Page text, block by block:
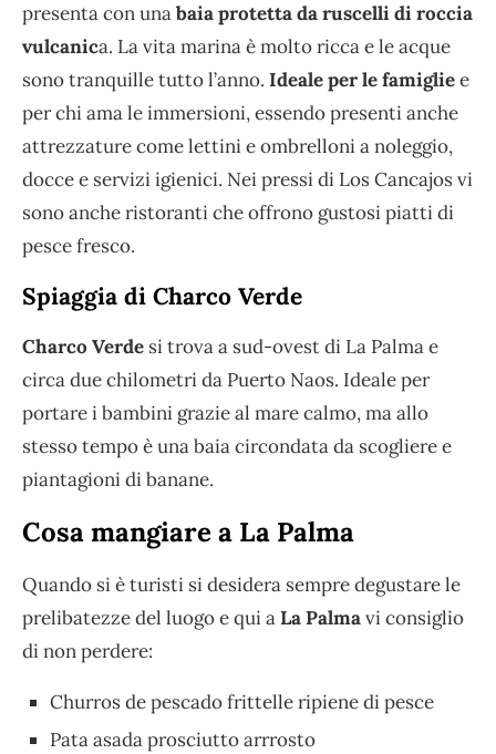
presenta con unabaia protetta da ruscelli di roccia
vulcanica. La vita marina è molto ricca e le acque
sono tranquille tutto l’anno. Ideale per le famigliee
per chi ama le immersioni, essendo presenti anche
attrezzature come lettini e ombrelloni a noleggio,
docce e servizi igienici. Nei pressi di Los Cancajos vi
sono anche ristoranti che offrono gustosi piatti di
pesce fresco.
Spiaggia di Charco Verde
Charco Verde si trova a sud-ovest di La Palma e
circa due chilometri da Puerto Naos. Ideale per
portare i bambini grazie al mare calmo, ma allo
stesso tempo è una baia circondata da scogliere e
piantagioni di banane.
Cosa mangiare a La Palma
Quando si è turisti si desidera sempre degustare le
prelibatezze del luogo e qui aLa Palmavi consiglio
di non perdere:
Churros de pescado frittelle ripiene di pesce
Pata asada prosciutto arrrosto